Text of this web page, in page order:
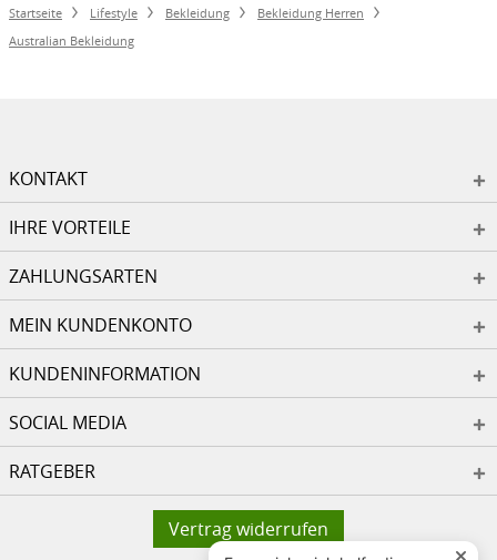
Startseite Lifestyle Bekleidung
Bekleidung Herren
Australian Bekleidung
KONTAKT
IHRE VORTEILE
ZAHLUNGSARTEN
MEIN KUNDENKONTO
KUNDENINFORMATION
SOCIAL MEDIA
RATGEBER
Vertrag widerrufen